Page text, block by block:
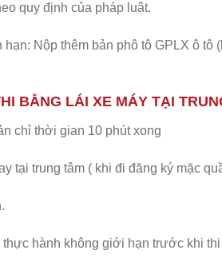
quy định của pháp luật.
Nộp thêm bản phô tô GPLX ô tô
BẰNG LÁI XE MÁY TẠI
chỉ thời gian 10 phút xong
tại trung tâm ( khi đi đăng ký mặc
hành không giới hạn trước khi thi